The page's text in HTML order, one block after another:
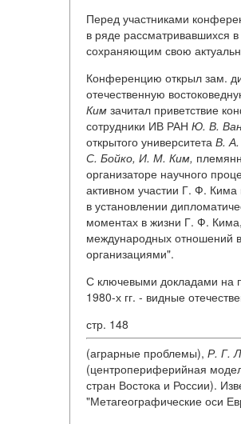
Перед участниками
в ряде рассматривавшихся
сохраняющим свою
Конференцию открыл зам.
отечественную
Ким зачитал приветствие
сотрудники ИВ РАН Ю. В.
открытого университета В.
С. Бойко, И. М. Ким,
организаторе научного
активном участии Г. Ф. Кима
в установлении
моментах в жизни Г. Ф.
международных отношений
организациями".
С ключевыми докладами на
1980-х гг. - видные
стр. 148
(аграрные проблемы), Р. Г.
(центропериферийная
стран Востока и России).
"Метагеографические оси